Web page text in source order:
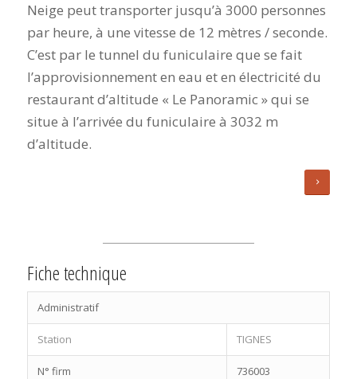
Neige peut transporter jusqu’à 3000 personnes
par heure, à une vitesse de 12 mètres / seconde.
C’est par le tunnel du funiculaire que se fait
l’approvisionnement en eau et en électricité du
restaurant d’altitude « Le Panoramic » qui se
situe à l’arrivée du funiculaire à 3032 m
d’altitude.
Fiche technique
Administratif
Station TIGNES
N° firm 736003